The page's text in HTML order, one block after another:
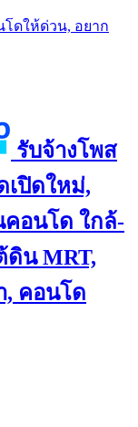
ดให้ด่วน, อยาก
รับจ้างโพส
เปิดใหม่,
อนโด ใกล้-
ดิน MRT,
คอนโด